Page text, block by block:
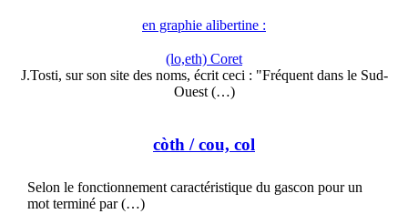
en graphie alibertine :
(lo,eth) Coret
J.Tosti, sur son site des noms, écrit ceci : "Fréquent dans le Sud-
Ouest (…)
còth / cou, col
Selon le fonctionnement caractéristique du gascon pour un
mot terminé par (…)